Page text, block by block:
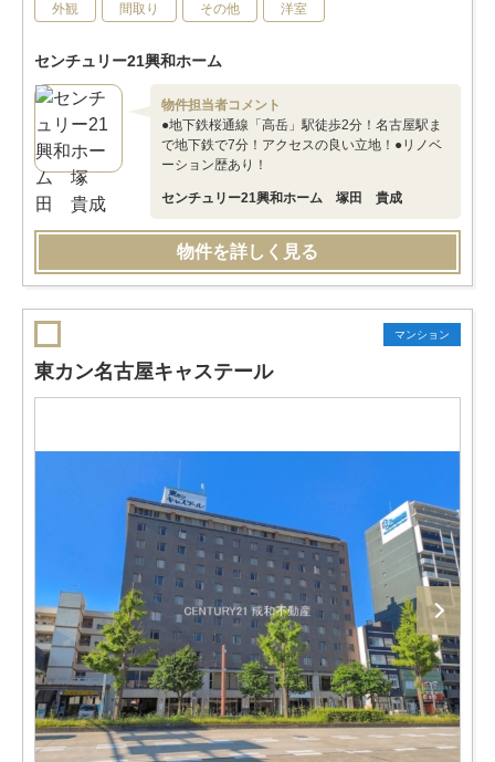
外観 間取り その他 洋室
センチュリー21興和ホーム
物件担当者コメント
●地下鉄桜通線「高岳」駅徒歩2分！名古屋駅ま
で地下鉄で7分！アクセスの良い立地！●リノベ
ーション歴あり！
センチュリー21興和ホーム 塚田 貴成
物件を詳しく見る
マンション
東カン名古屋キャステール